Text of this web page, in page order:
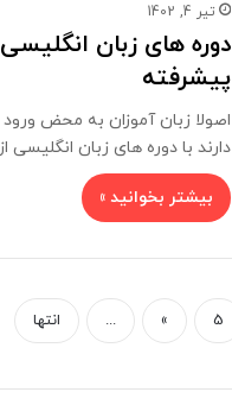
تیر 4, 1402
دوره های زبان
پیشرفته
اصولا زبان آموزان به محض
دارند با دوره های زبان
بیشتر بخوانید »
5
»
... انتها